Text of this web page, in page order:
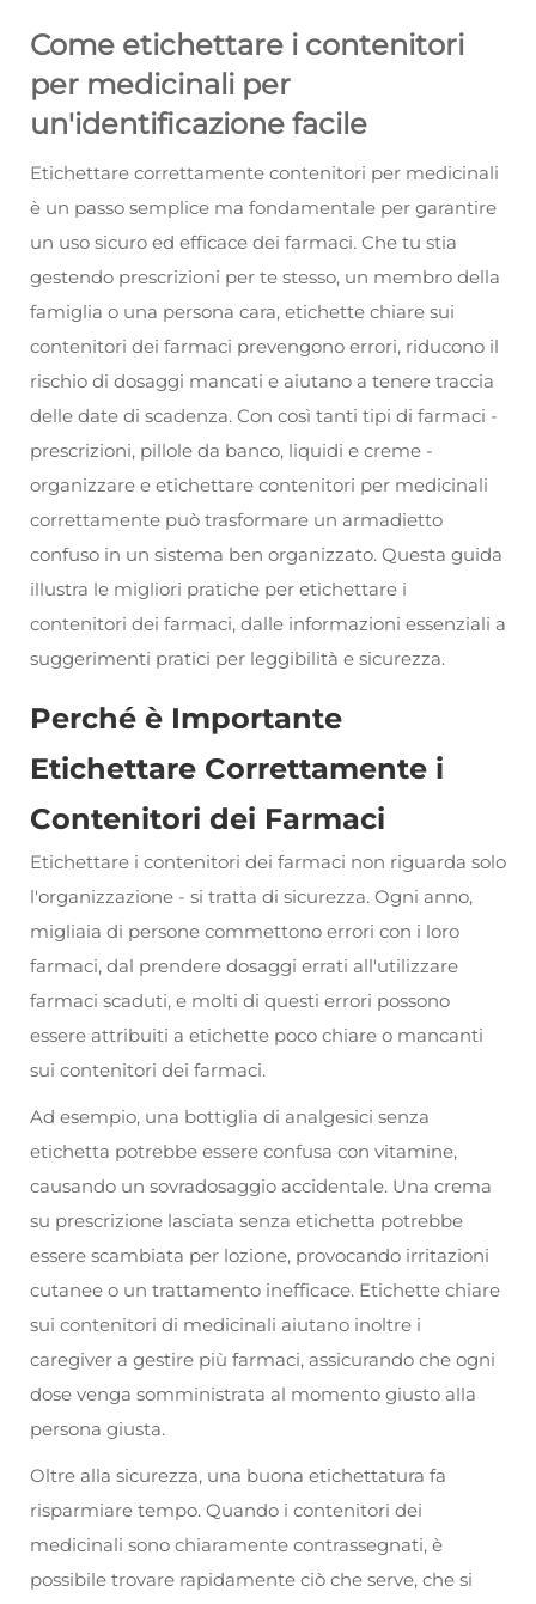
Come etichettare i contenitori
per medicinali per
un'identificazione facile
Etichettare correttamente contenitori per medicinali
è un passo semplice ma fondamentale per garantire
un uso sicuro ed efficace dei farmaci. Che tu stia
gestendo prescrizioni per te stesso, un membro della
famiglia o una persona cara, etichette chiare sui
contenitori dei farmaci prevengono errori, riducono il
rischio di dosaggi mancati e aiutano a tenere traccia
delle date di scadenza. Con così tanti tipi di farmaci -
prescrizioni, pillole da banco, liquidi e creme -
organizzare e etichettare contenitori per medicinali
correttamente può trasformare un armadietto
confuso in un sistema ben organizzato. Questa guida
illustra le migliori pratiche per etichettare i
contenitori dei farmaci, dalle informazioni essenziali a
suggerimenti pratici per leggibilità e sicurezza.
Perché è Importante
Etichettare Correttamente i
Contenitori dei Farmaci
Etichettare i contenitori dei farmaci non riguarda solo
l'organizzazione - si tratta di sicurezza. Ogni anno,
migliaia di persone commettono errori con i loro
farmaci, dal prendere dosaggi errati all'utilizzare
farmaci scaduti, e molti di questi errori possono
essere attribuiti a etichette poco chiare o mancanti
sui contenitori dei farmaci.
Ad esempio, una bottiglia di analgesici senza
etichetta potrebbe essere confusa con vitamine,
causando un sovradosaggio accidentale. Una crema
su prescrizione lasciata senza etichetta potrebbe
essere scambiata per lozione, provocando irritazioni
cutanee o un trattamento inefficace. Etichette chiare
sui contenitori di medicinali aiutano inoltre i
caregiver a gestire più farmaci, assicurando che ogni
dose venga somministrata al momento giusto alla
persona giusta.
Oltre alla sicurezza, una buona etichettatura fa
risparmiare tempo. Quando i contenitori dei
medicinali sono chiaramente contrassegnati, è
possibile trovare rapidamente ciò che serve, che si